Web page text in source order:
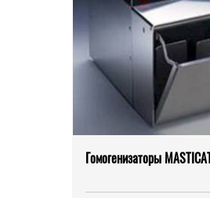
Гомогенизаторы